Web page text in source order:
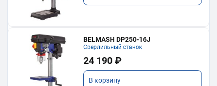
BELMASH DP250-16J
Сверлильный станок
24 190 ₽
В корзину